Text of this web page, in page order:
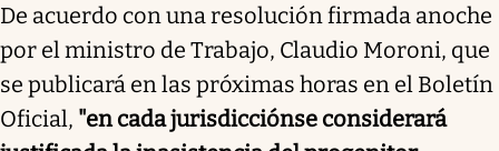
De acuerdo con una resolución firmada anoche
por el ministro de Trabajo, Claudio Moroni, que
se publicará en las próximas horas en el Boletín
Oficial, "en cada jurisdicciónse considerará